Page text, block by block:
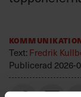
Text:Fredrik
Publicerad 2026-